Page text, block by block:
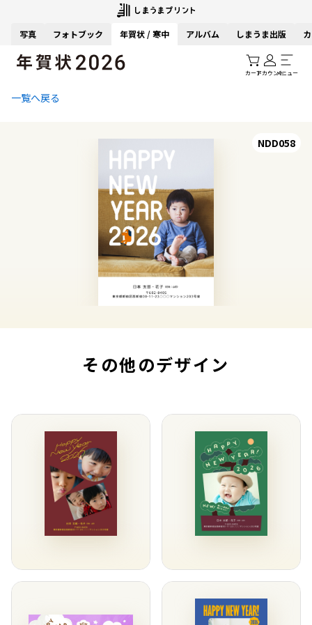
写真 フォトブック 年賀状 / 寒中 アルバム しまうま出版
カートアカウントメニュー
一覧へ戻る
NDD058
その他のデザイン